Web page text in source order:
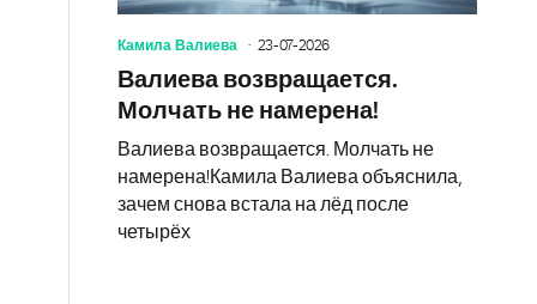
Камила Валиева 23-07-2026
Валиева возвращается.
Молчать не намерена!
Валиева возвращается. Молчать не
намерена!Камила Валиева объяснила,
зачем снова встала на лёд после
четырёх